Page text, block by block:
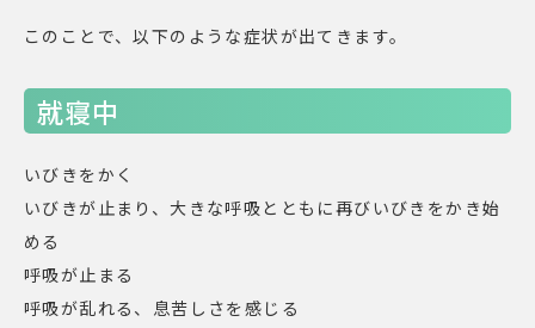
このことで、以下のような症状が出てきます。
就寝中
いびきをかく
いびきが止まり、大きな呼吸とともに再びいびきをかき始
める
呼吸が止まる
呼吸が乱れる、息苦しさを感じる